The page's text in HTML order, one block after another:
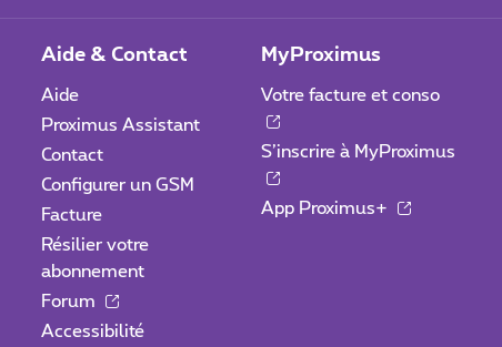
Aide & Contact
Aide
Proximus Assistant
Contact
Configurer un GSM
Facture
Résilier votre
abonnement
Forum
Accessibilité
MyProximus
Votre facture et conso
S’inscrire à MyProximus
App Proximus+